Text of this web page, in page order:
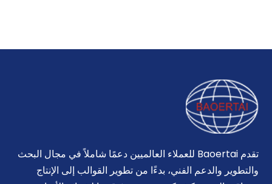
تقدم Baoertai للعملاء العالميين دعمًا شاملاً في مجال البحث
والتطوير والدعم الفني، بدءًا من تطوير القوالب إلى الإنتاج